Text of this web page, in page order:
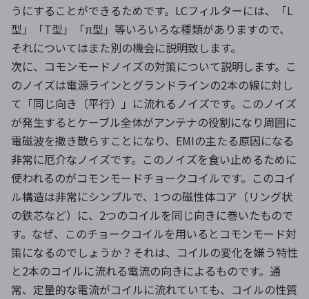
うにすることができるためです。LCフィルターには、「L
型」「T型」「π型」等いろいろな種類がありますので、
それについてはまた別の機会に説明致します。
次に、コモンモードノイズの対策について説明します。こ
のノイズは電源ラインとグランドラインの2本の線に対し
て「同じ向き（平行）」に流れるノイズです。このノイズ
が発生するとケーブル全体がアンテナの役割になり周囲に
電磁波を撒き散らすことになり、EMIの主たる原因になる
非常に厄介なノイズです。このノイズを食い止めるために
使われるのがコモンモードチョークコイルです。このコイ
ル構造は非常にシンプルで、1つの磁性体コア（リング状
の鉄芯など）に、2つのコイルを同じ向きに巻いたもので
す。なぜ、このチョークコイルを用いるとコモンモード対
策になるのでしょうか？それは、コイルの変化を嫌う特性
と2本のコイルに流れる電流の向きによるものです。通
常、定量的な電流がコイルに流れていても、コイルの性質